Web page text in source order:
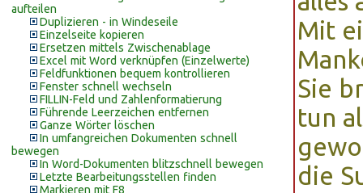
aufteilen
Duplizieren - in Windeseile
Einzelseite kopieren
Ersetzen mittels Zwischenablage
Excel mit Word verknüpfen (Einzelwerte)
Feldfunktionen bequem kontrollieren
Fenster schnell wechseln
FILLIN-Feld und Zahlenformatierung
Führende Leerzeichen entfernen
Ganze Wörter löschen
In umfangreichen Dokumenten schnell
bewegen
In Word-Dokumenten blitzschnell bewegen
Letzte Bearbeitungsstellen finden
Markieren mit F8
Mit
Sie
tun
die